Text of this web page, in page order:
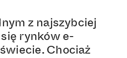
z najszybciej
rynków e-
Chociaż